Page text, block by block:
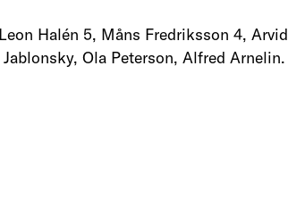
Halén 5, Måns Fredriksson 4, Arvid
Ola Peterson, Alfred Arnelin.